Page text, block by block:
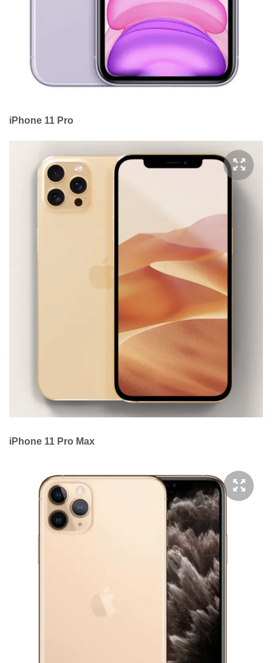
iPhone 11 Pro
iPhone 11 Pro Max